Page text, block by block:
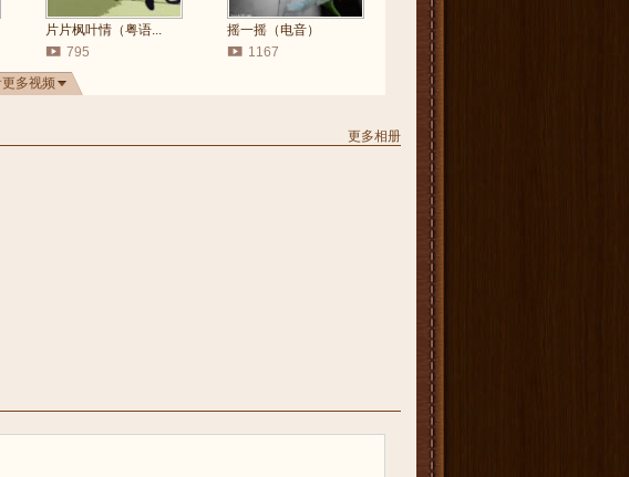
片片枫叶情（粤语...
795
摇一摇（电音）
1167
多视频
更多相册